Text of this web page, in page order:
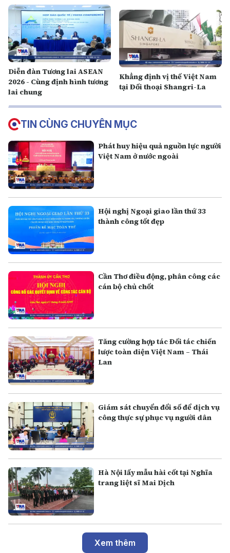
Diễn đàn Tương lai ASEAN
2026 - Cùng định hình tương
lai chung
Khẳng định vị thế Việt Nam
tại Đối thoại Shangri-La
TIN CÙNG CHUYÊN MỤC
Phát huy hiệu quả nguồn lực người
Việt Nam ở nước ngoài
Hội nghị Ngoại giao lần thứ 33
thành công tốt đẹp
Cần Thơ điều động, phân công các
cán bộ chủ chốt
Tăng cường hợp tác Đối tác chiến
lược toàn diện Việt Nam – Thái
Lan
Giám sát chuyển đổi số để dịch vụ
công thực sự phục vụ người dân
Hà Nội lấy mẫu hài cốt tại Nghĩa
trang liệt sĩ Mai Dịch
Xem thêm